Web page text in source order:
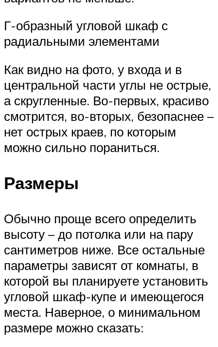
Г-образный угловой шкаф с
радиальными элементами
Как видно на фото, у входа и в
центральной части углы не острые,
а скругленные. Во-первых, красиво
смотрится, во-вторых, безопаснее –
нет острых краев, по которым
можно сильно пораниться.
Размеры
Обычно проще всего определить
высоту – до потолка или на пару
сантиметров ниже. Все остальные
параметры зависят от комнаты, в
которой вы планируете установить
угловой шкаф-купе и имеющегося
места. Наверное, о минимальном
размере можно сказать: